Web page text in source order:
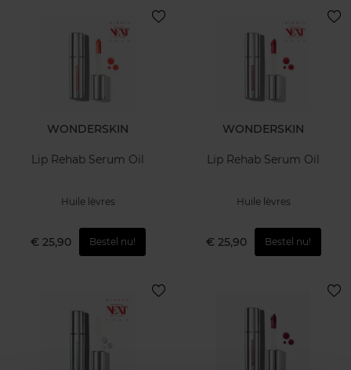
WONDERSKIN
Lip Rehab Serum Oil
Huile lèvres
€ 25,90 Bestel nu!
WONDERSKIN
Lip Rehab Serum Oil
Huile lèvres
€ 25,90 Bestel nu!